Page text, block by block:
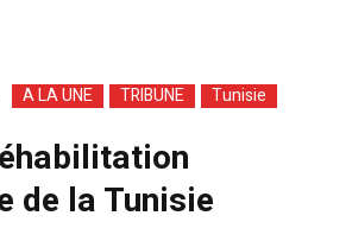
A LA UNE TRIBUNE Tunisie
de la Tunisie